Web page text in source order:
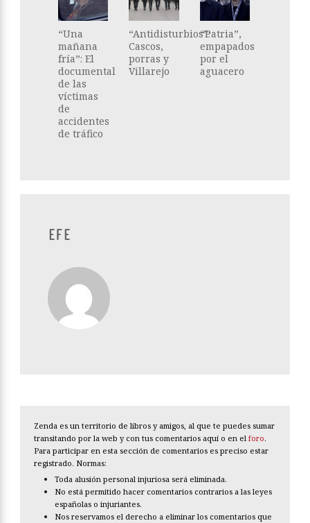
“Una
mañana
fría”: El
documental
de las
víctimas
de
accidentes
de tráfico
“Antidisturbios”:
Cascos,
porras y
Villarejo
“Patria”,
empapados
por el
aguacero
EFE
Zenda es un territorio de libros y amigos, al que te puedes sumar
transitando por la web y con tus comentarios aquí o en el foro.
Para participar en esta sección de comentarios es preciso estar
registrado. Normas:
Toda alusión personal injuriosa será eliminada.
No está permitido hacer comentarios contrarios a las leyes
españolas o injuriantes.
Nos reservamos el derecho a eliminar los comentarios que